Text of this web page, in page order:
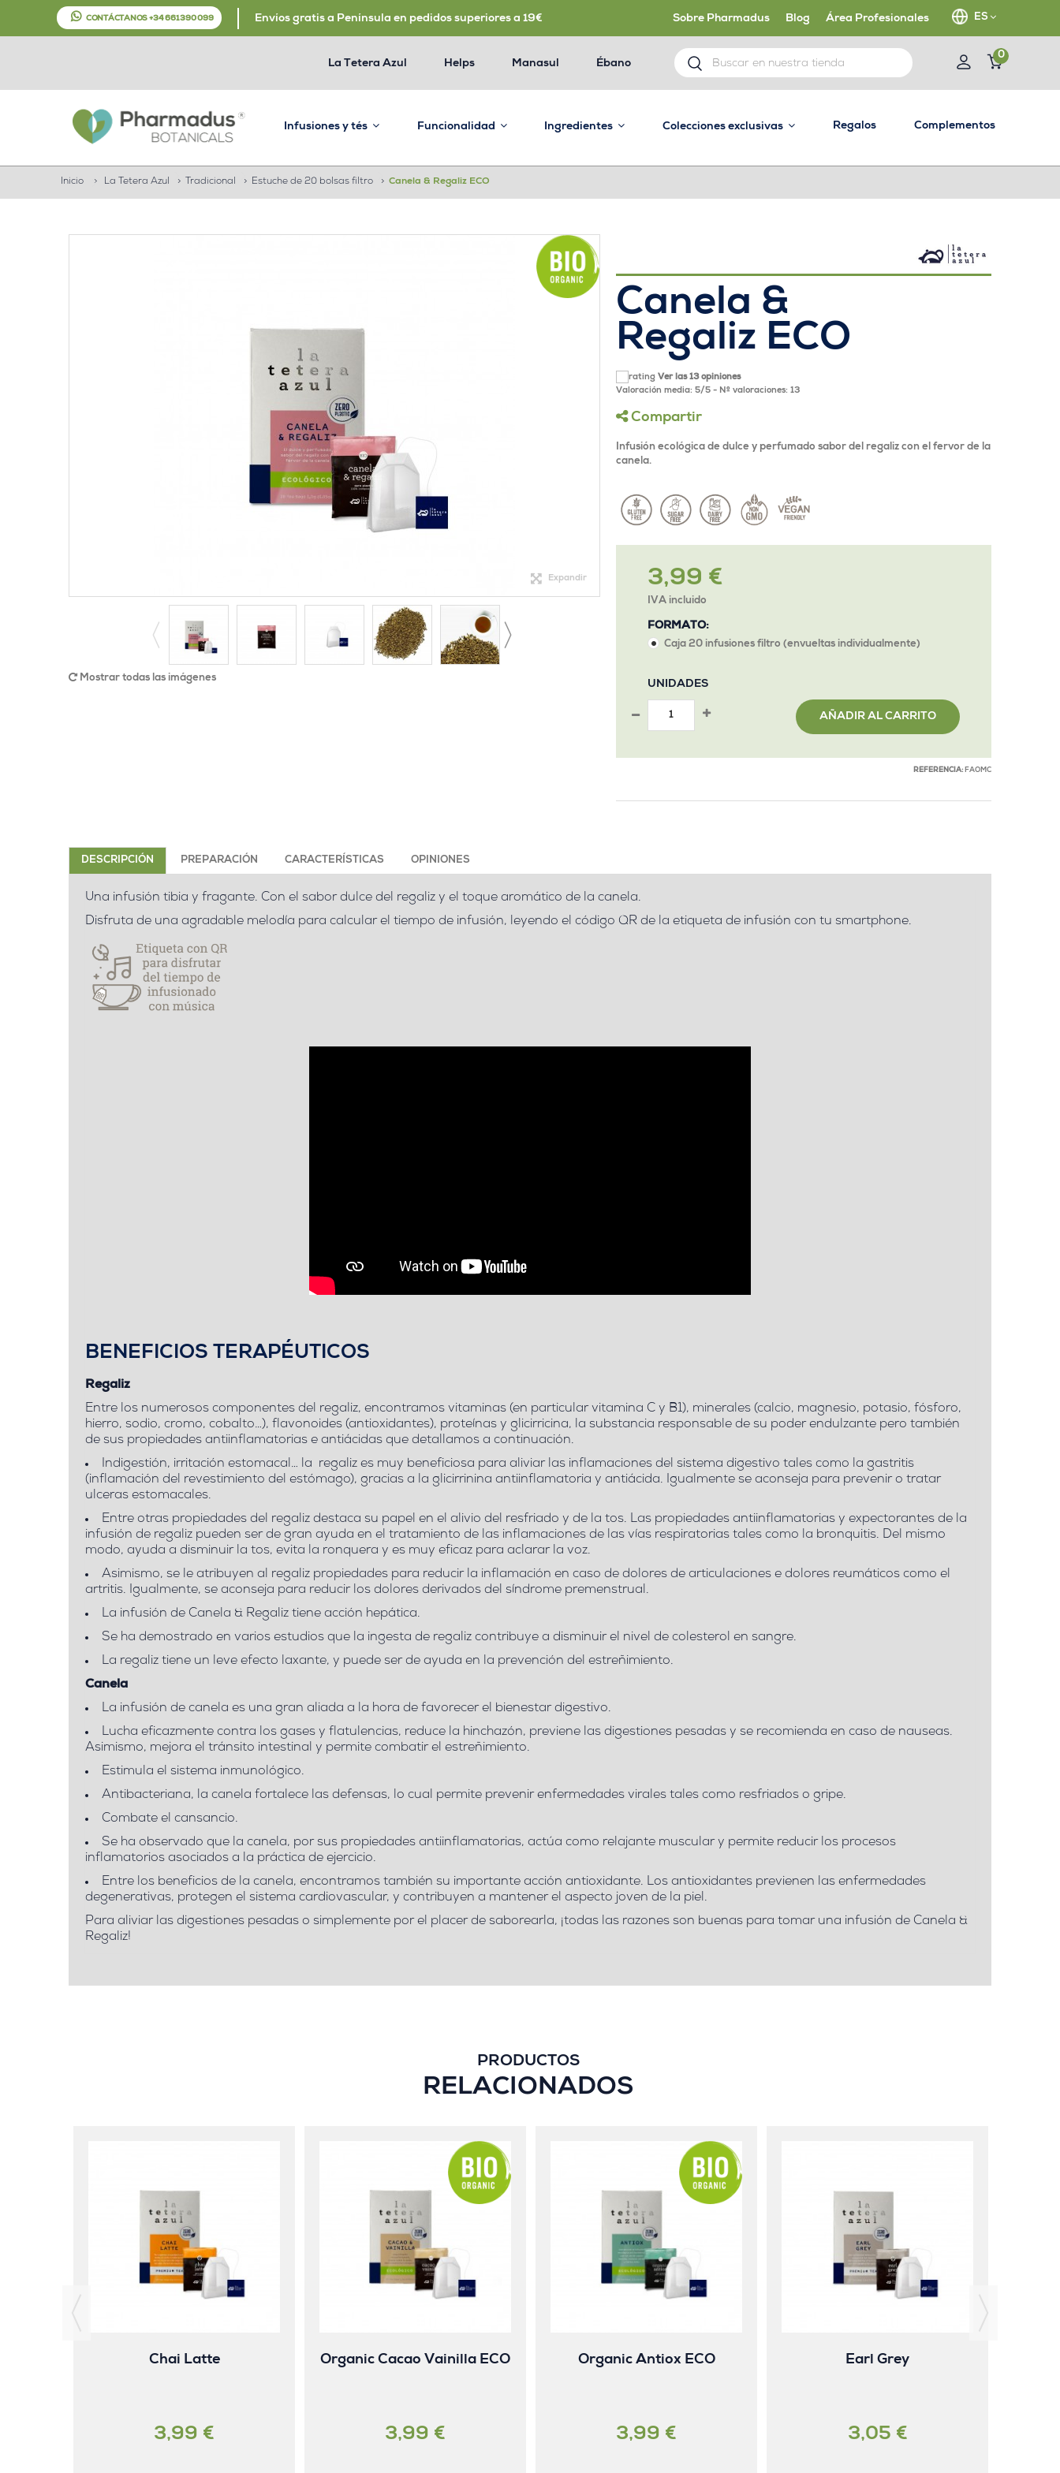
ES
CONTÁCTANOS +34 661 390 099 Envíos gratis a Península en pedidos superiores a 19€ Sobre Pharmadus Blog Área Profesionales
0
La Tetera Azul Helps Manasul Ébano
Infusiones y tés Funcionalidad Ingredientes Colecciones exclusivas Regalos Complementos
Inicio > La Tetera Azul > Tradicional > Estuche de 20 bolsas filtro > Canela & Regaliz ECO
Expandir
Mostrar todas las imágenes
Canela &
Regaliz ECO
Ver las 13 opiniones
Valoración media:5/5 - Nº valoraciones: 13
Compartir
Infusión ecológica de dulce y perfumado sabor del regaliz con el fervor de la
canela.
3,99 €
IVA incluido
FORMATO:
Caja 20 infusiones filtro (envueltas individualmente)
UNIDADES
AÑADIR AL CARRITO
REFERENCIA: FAOMC
DESCRIPCIÓN PREPARACIÓN CARACTERÍSTICAS OPINIONES
Una infusión tibia y fragante. Con el sabor dulce del regaliz y el toque aromático de la canela.
Disfruta de una agradable melodía para calcular el tiempo de infusión, leyendo el código QR de la etiqueta de infusión con tu smartphone.
BENEFICIOS TERAPÉUTICOS
Regaliz
Entre los numerosos componentes del regaliz, encontramos vitaminas (en particular vitamina C y B1), minerales (calcio, magnesio, potasio, fósforo,
hierro, sodio, cromo, cobalto…), flavonoides (antioxidantes), proteínas y glicirricina, la substancia responsable de su poder endulzante pero también
de sus propiedades antiinflamatorias e antiácidas que detallamos a continuación.
Indigestión, irritación estomacal… la regaliz es muy beneficiosa para aliviar las inflamaciones del sistema digestivo tales como la gastritis
(inflamación del revestimiento del estómago), gracias a la glicirrinina antiinflamatoria y antiácida. Igualmente se aconseja para prevenir o tratar
ulceras estomacales.
Entre otras propiedades del regaliz destaca su papel en el alivio del resfriado y de la tos. Las propiedades antiinflamatorias y expectorantes de la
infusión de regaliz pueden ser de gran ayuda en el tratamiento de las inflamaciones de las vías respiratorias tales como la bronquitis. Del mismo
modo, ayuda a disminuir la tos, evita la ronquera y es muy eficaz para aclarar la voz.
Asimismo, se le atribuyen al regaliz propiedades para reducir la inflamación en caso de dolores de articulaciones e dolores reumáticos como el
artritis. Igualmente, se aconseja para reducir los dolores derivados del síndrome premenstrual.
La infusión de Canela & Regaliz tiene acción hepática.
Se ha demostrado en varios estudios que la ingesta de regaliz contribuye a disminuir el nivel de colesterol en sangre.
La regaliz tiene un leve efecto laxante, y puede ser de ayuda en la prevención del estreñimiento.
Canela
La infusión de canela es una gran aliada a la hora de favorecer el bienestar digestivo.
Lucha eficazmente contra los gases y flatulencias, reduce la hinchazón, previene las digestiones pesadas y se recomienda en caso de nauseas.
Asimismo, mejora el tránsito intestinal y permite combatir el estreñimiento.
Estimula el sistema inmunológico.
Antibacteriana, la canela fortalece las defensas, lo cual permite prevenir enfermedades virales tales como resfriados o gripe.
Combate el cansancio.
Se ha observado que la canela, por sus propiedades antiinflamatorias, actúa como relajante muscular y permite reducir los procesos
inflamatorios asociados a la práctica de ejercicio.
Entre los beneficios de la canela, encontramos también su importante acción antioxidante. Los antioxidantes previenen las enfermedades
degenerativas, protegen el sistema cardiovascular, y contribuyen a mantener el aspecto joven de la piel.
Para aliviar las digestiones pesadas o simplemente por el placer de saborearla, ¡todas las razones son buenas para tomar una infusión de Canela &
Regaliz!
PRODUCTOS
RELACIONADOS
Chai Latte
3,99 €
Organic Cacao Vainilla ECO
3,99 €
Organic Antiox ECO
3,99 €
Earl Grey
3,05 €